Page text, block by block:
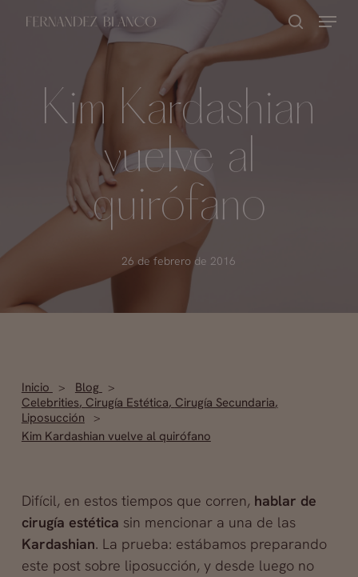
content
buscar
Menu
Kim Kardashian
vuelve al
quirófano
26 de febrero de 2016
Inicio
Blog
Celebrities, Cirugía Estética, Cirugía Secundaria,
Liposucción
Kim Kardashian vuelve al quirófano
Difícil, en estos tiempos que corren, hablar de
cirugía estética sin mencionar a una de las
Kardashian. La prueba: estábamos preparando
este post sobre liposucción, y desde luego no
Close